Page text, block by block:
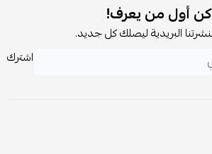
الحائط باستخدام أدوات التثبيت المرفقة
البيوت التي بها أطفال.
كن أول من يعرف!
البريدية ليصلك كل جديد.
اشترك